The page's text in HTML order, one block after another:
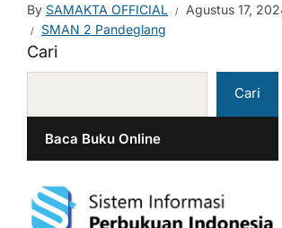
By SAMAKTA OFFICIAL
Agustus 17,
SMAN 2 Pandeglang
Cari
Cari
Baca Buku Online